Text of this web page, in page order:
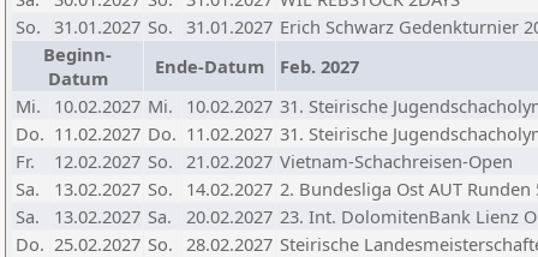
So. 31.01.2027 So. 31.01.2027 Erich Schwarz Gedenkturnier
Beginn-
Datum
Ende-Datum
Feb. 2027
Mi.
10.02.2027 Mi. 10.02.2027 31. Steirische
Do. 11.02.2027 Do. 11.02.2027 31. Steirische
Fr.
12.02.2027 So. 21.02.2027 Vietnam-Schachreisen-Open
Sa.
13.02.2027 So. 14.02.2027 2. Bundesliga Ost AUT Runden
Sa.
13.02.2027 Sa. 20.02.2027 23. Int. DolomitenBank Lienz
Do. 25.02.2027 So. 28.02.2027 Steirische